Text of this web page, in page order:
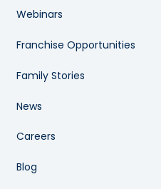
Webinars
Franchise Opportunities
Family Stories
News
Careers
Blog